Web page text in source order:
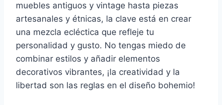
muebles antiguos y vintage hasta piezas
artesanales y étnicas, la clave está en crear
una mezcla ecléctica que refleje tu
personalidad y gusto. No tengas miedo de
combinar estilos y añadir elementos
decorativos vibrantes, ¡la creatividad y la
libertad son las reglas en el diseño bohemio!